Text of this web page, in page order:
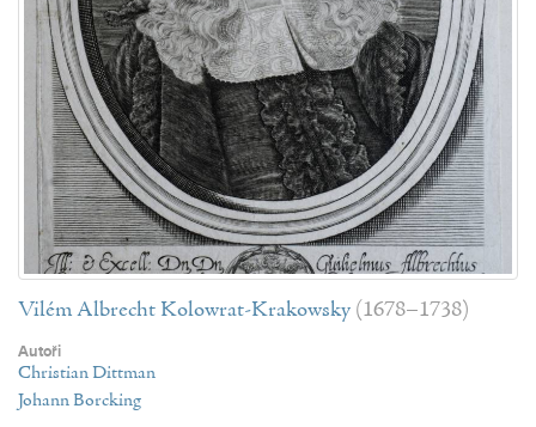
Vilém Albrecht Kolowrat-Krakowsky (1678–1738)
Autoři
Christian Dittman
Johann Borcking